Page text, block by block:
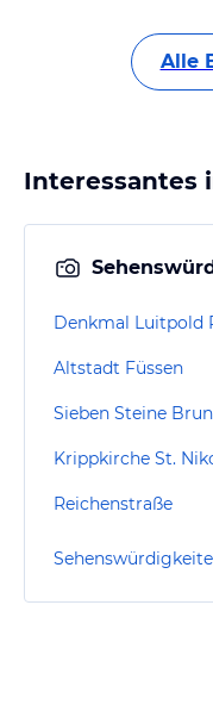
Alle
Interessantes
Altstadt Füssen
Sieben Steine
Krippkirche St.
Reichenstraße